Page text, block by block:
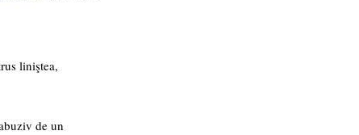
liniştea,
de un